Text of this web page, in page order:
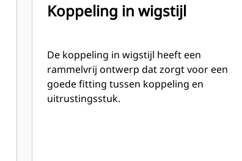
Koppeling in wigstijl
De koppeling in wigstijl heeft een
rammelvrij ontwerp dat zorgt voor een
goede fitting tussen koppeling en
uitrustingsstuk.